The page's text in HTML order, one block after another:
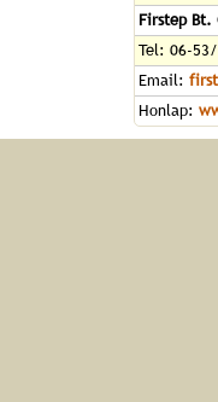
Firstep Bt.
Tel: 06-
Email:
Honlap: